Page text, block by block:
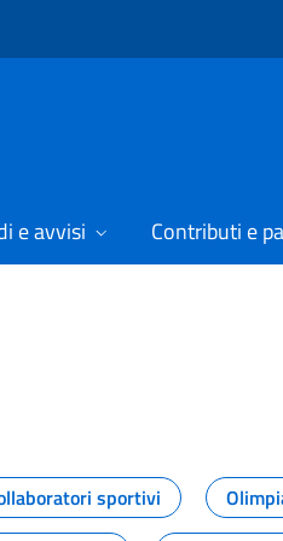
e avvisi Contributi e
sportsportivi